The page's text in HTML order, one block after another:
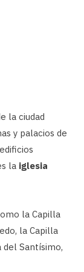
la ciudad
y palacios de
la iglesia
la Capilla
la Capilla
del Santísimo,